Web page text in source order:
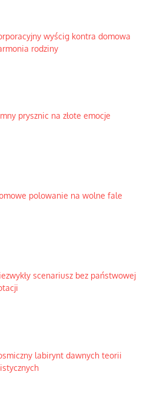
wyścig kontra domowa
rodziny
prysznic na złote emocje
polowanie na wolne fale
scenariusz bez państwowej
labirynt dawnych teorii